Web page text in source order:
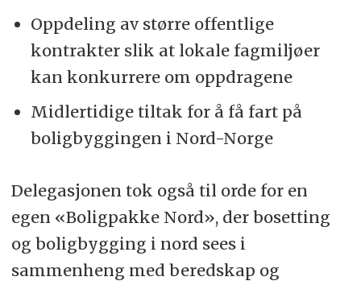
Oppdeling av større offentlige
kontrakter slik at lokale fagmiljøer
kan konkurrere om oppdragene
Midlertidige tiltak for å få fart på
boligbyggingen i Nord-Norge
Delegasjonen tok også til orde for en
egen «Boligpakke Nord», der bosetting
og boligbygging i nord sees i
sammenheng med beredskap og